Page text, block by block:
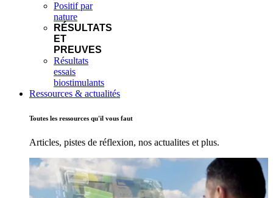
Positif par
nature
RÉSULTATS
ET
PREUVES
Résultats
essais
biostimulants
Ressources & actualités
Toutes les ressources qu'il vous faut
Articles, pistes de réflexion, nos actualites et plus.